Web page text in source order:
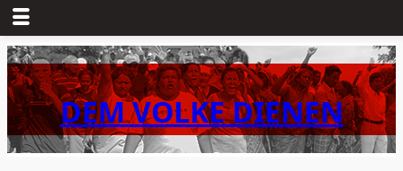
Zum
Inhalt
springenDEM VOLKE DIENEN